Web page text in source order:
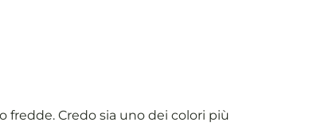
Credo sia uno dei colori più